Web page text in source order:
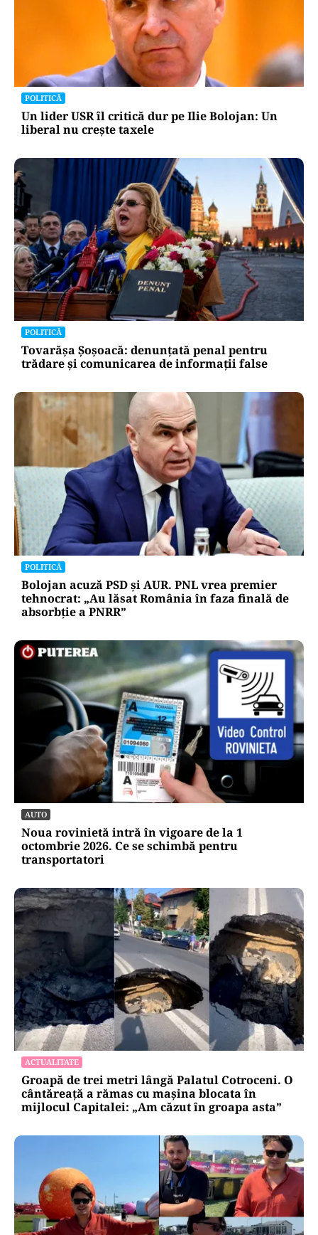
POLITICĂ
Un lider USR îl critică dur pe Ilie Bolojan: Un
liberal nu crește taxele
POLITICĂ
Tovarășa Șoșoacă: denunțată penal pentru
trădare și comunicarea de informații false
POLITICĂ
Bolojan acuză PSD și AUR. PNL vrea premier
tehnocrat: „Au lăsat România în faza finală de
absorbţie a PNRR”
AUTO
Noua rovinietă intră în vigoare de la 1
octombrie 2026. Ce se schimbă pentru
transportatori
ACTUALITATE
Groapă de trei metri lângă Palatul Cotroceni. O
cântăreață a rămas cu mașina blocata în
mijlocul Capitalei: „Am căzut în groapa asta”